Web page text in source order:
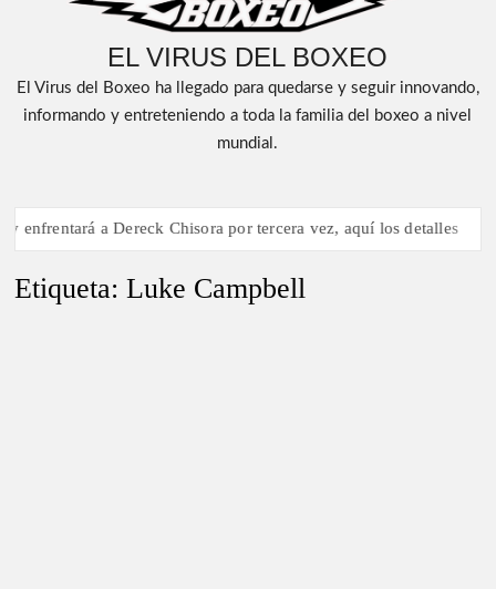
EL VIRUS DEL BOXEO
El Virus del Boxeo ha llegado para quedarse y seguir innovando,
informando y entreteniendo a toda la familia del boxeo a nivel
mundial.
Chisora por tercera vez, aquí los detalles Canelo Álvarez
Etiqueta:Luke Campbell